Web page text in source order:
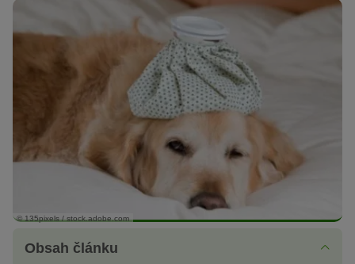
© 135pixels / stock.adobe.com
Obsah článku